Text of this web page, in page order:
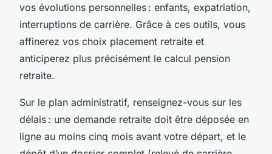
vos évolutions personnelles : enfants, expatriation,
interruptions de carrière. Grâce à ces outils, vous
affinerez vos choix placement retraite et
anticiperez plus précisément le calcul pension
retraite.
Sur le plan administratif, renseignez-vous sur les
délais : une demande retraite doit être déposée en
ligne au moins cinq mois avant votre départ, et le